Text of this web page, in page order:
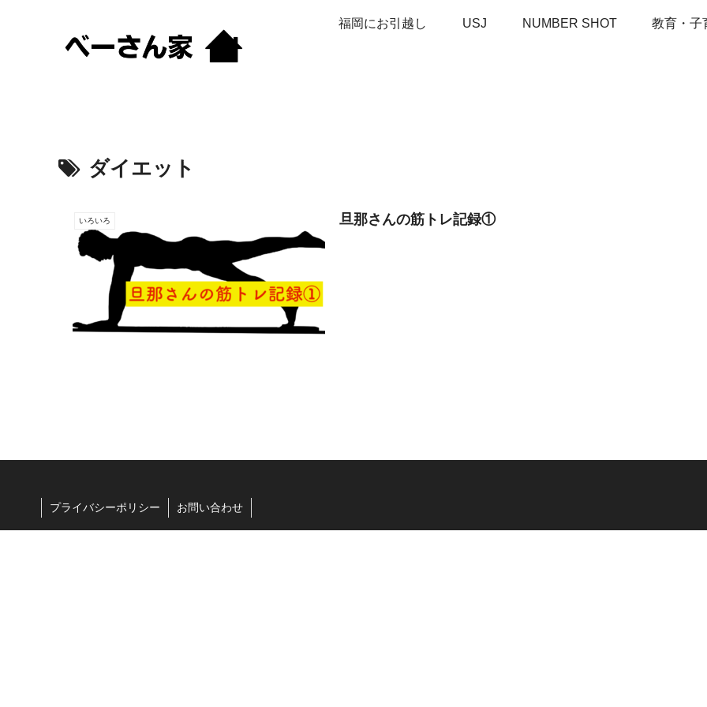
福岡にお引越し USJ NUMBER SHOT 教育・子
ダイエット
いろいろ 旦那さんの筋トレ記録①
プライバシーポリシー お問い合わせ